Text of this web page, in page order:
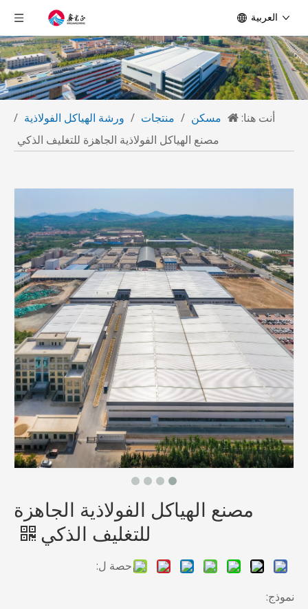
العربية
أنت هنا: مسكن / منتجات / ورشة الهياكل الفولاذية /
مصنع الهياكل الفولاذية الجاهزة للتغليف الذكي
مصنع الهياكل الفولاذية الجاهزة
للتغليف الذكي
حصة ل:
نموذج: